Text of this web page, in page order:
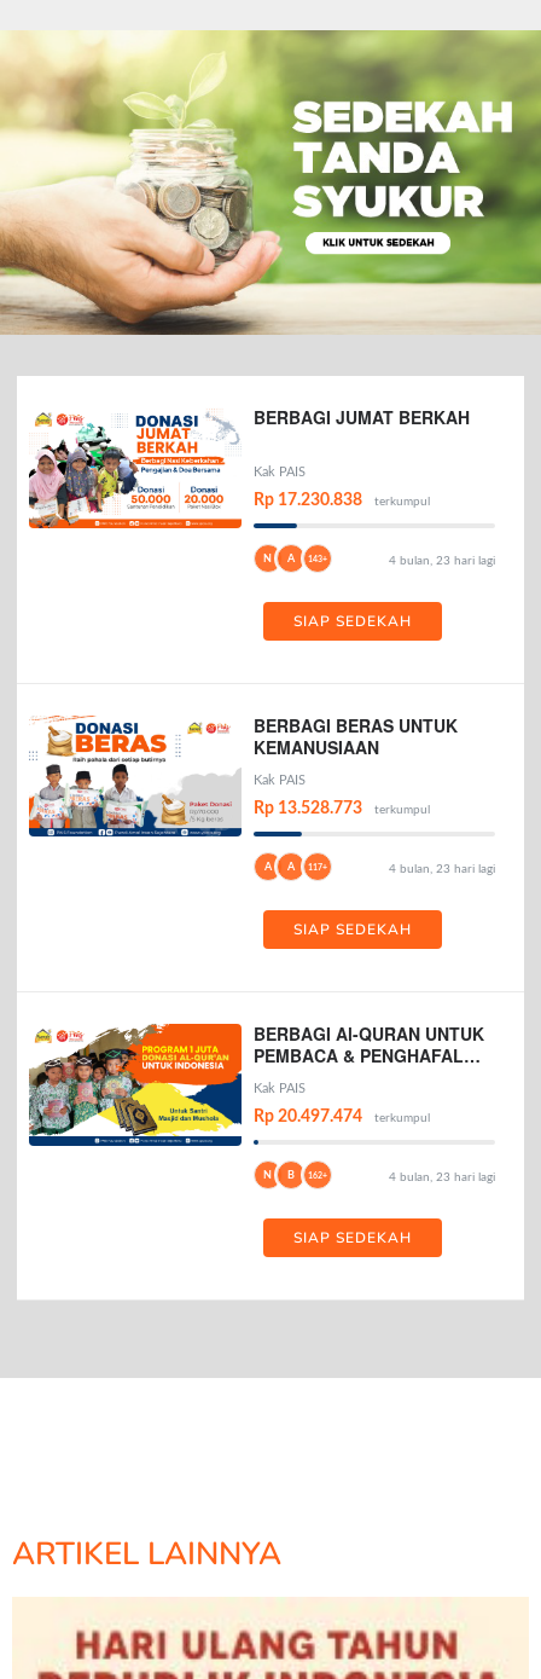
BERBAGI JUMAT BERKAH
Kak PAIS
Rp 17.230.838 terkumpul
N A 143+ 4 bulan, 23 hari lagi
SIAP SEDEKAH
BERBAGI BERAS UNTUK
KEMANUSIAAN
Kak PAIS
Rp 13.528.773 terkumpul
A A 117+ 4 bulan, 23 hari lagi
SIAP SEDEKAH
BERBAGI Al-QURAN UNTUK
PEMBACA & PENGHAFAL
AL-QURAN
Kak PAIS
Rp 20.497.474 terkumpul
N B 162+ 4 bulan, 23 hari lagi
SIAP SEDEKAH
ARTIKEL LAINNYA